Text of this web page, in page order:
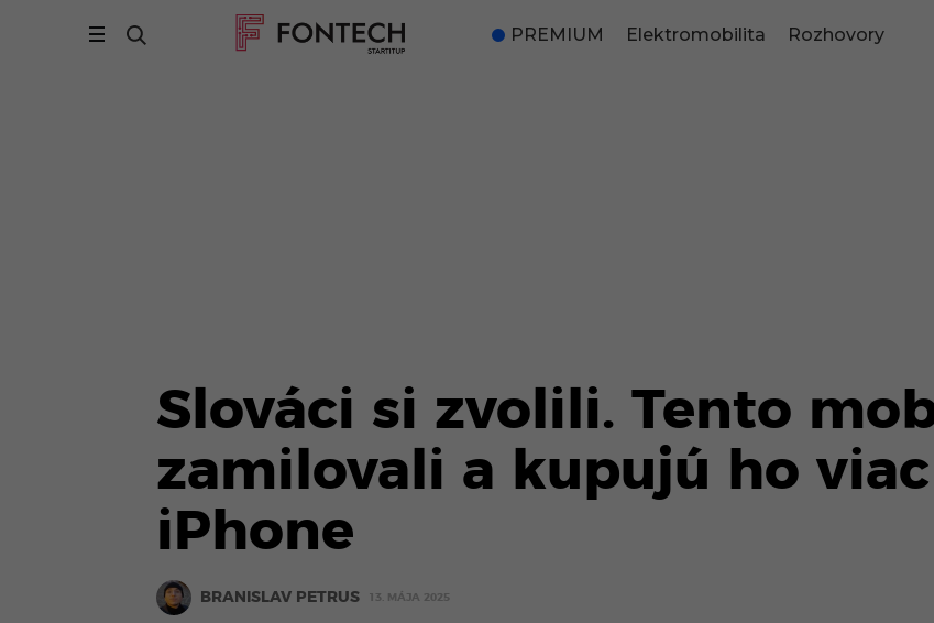
PREMIUM Elektromobilita Rozhovory
Slováci si zvolili. Tento
zamilovali a kupujú ho
iPhone
BRANISLAV PETRUS 13. MÁJA 2025